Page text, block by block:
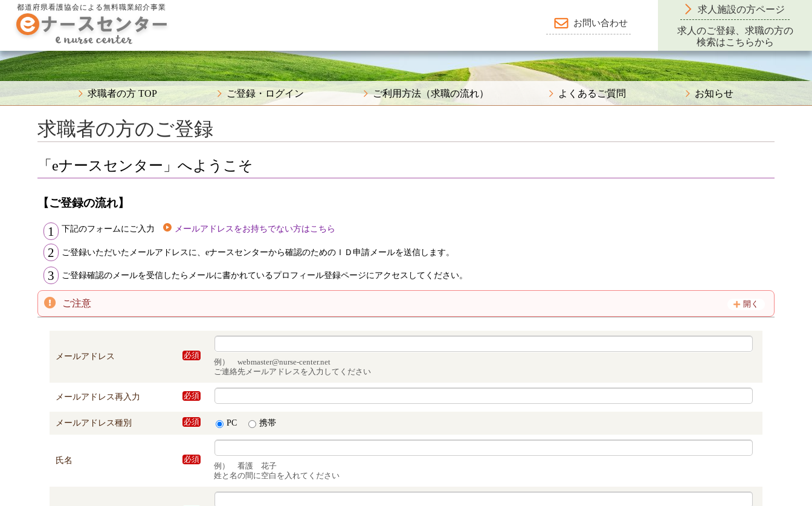
都道府県看護協会による無料職業紹介事業
お問い合わせ
求人施設の方ページ
求人のご登録、求職の方の
検索はこちらから
求職者の方 TOP ご登録・ログイン ご利用方法（求職の流れ） よくあるご質問 お知らせ
求職者の方のご登録
「eナースセンター」へようこそ
【ご登録の流れ】
1 下記のフォームにご入力 メールアドレスをお持ちでない方はこちら
2 ご登録いただいたメールアドレスに、eナースセンターから確認のためのＩＤ申請メールを送信します。
3 ご登録確認のメールを受信したらメールに書かれているプロフィール登録ページにアクセスしてください。
ご注意
メールアドレス 必須
例） webmaster@nurse-center.net
ご連絡先メールアドレスを入力してください
メールアドレス再入力 必須
メールアドレス種別 必須 PC 携帯
氏名 必須
例） 看護 花子
姓と名の間に空白を入れてください